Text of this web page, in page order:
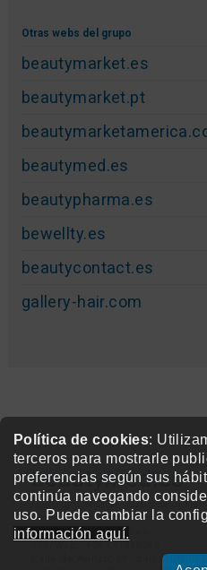
Política de cookies:
terceros para mostrarle
preferencias según sus
continúa navegando
uso. Puede cambiar la
información aquí.
Otras webs del grupo
beautymarket.es
beautymarket.pt
beautymed.es
beautypharma.es
bewellty.es
beautycontact.es
gallery-hair.com
beautymed.es
Copyright © 2015-2026
info@beautymarket.es
Tel./Wsp.: +34 661913286
Calle de Avinyó, 29 - bajos. 08002